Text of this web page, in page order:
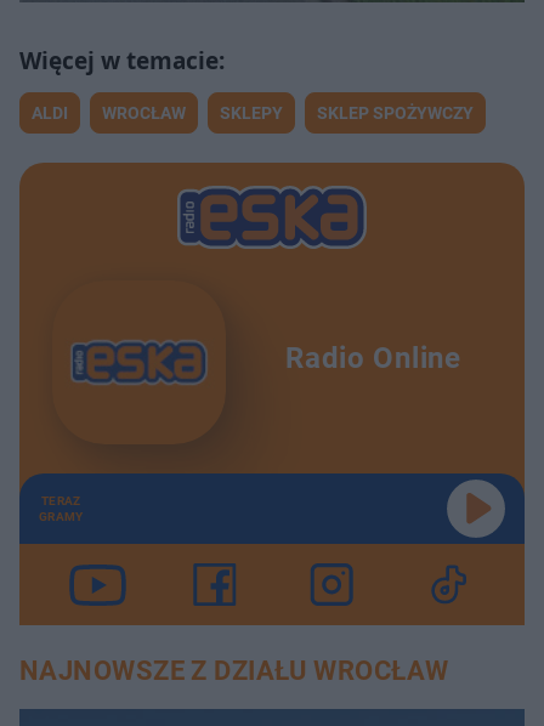
ALDI WROCŁAW SKLEPY SKLEP SPOŻYWCZY
Radio Online
TERAZ
GRAMY
NAJNOWSZE Z DZIAŁU WROCŁAW